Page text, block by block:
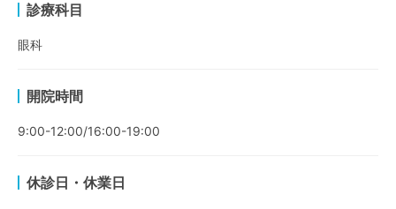
診療科目
眼科
開院時間
9:00-12:00/16:00-19:00
休診日・休業日